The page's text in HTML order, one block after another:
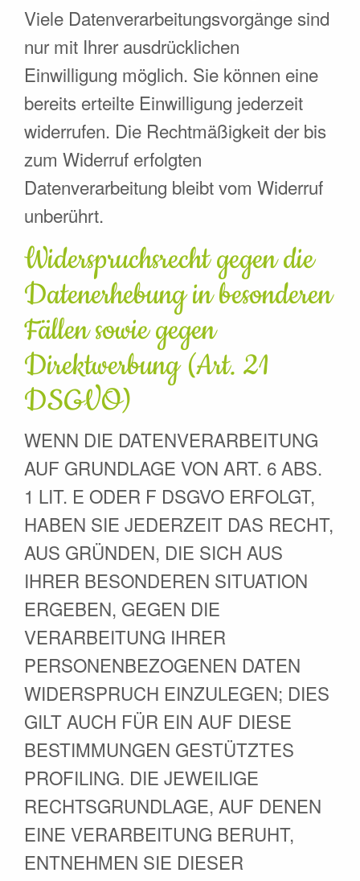
Viele Datenverarbeitungsvorgänge sind
nur mit Ihrer ausdrücklichen
Einwilligung möglich. Sie können eine
bereits erteilte Einwilligung jederzeit
widerrufen. Die Rechtmäßigkeit der bis
zum Widerruf erfolgten
Datenverarbeitung bleibt vom Widerruf
unberührt.
Widerspruchsrecht gegen die
Datenerhebung in besonderen
Fällen sowie gegen
Direktwerbung (Art. 21
DSGVO)
WENN DIE DATENVERARBEITUNG
AUF GRUNDLAGE VON ART. 6 ABS.
1 LIT. E ODER F DSGVO ERFOLGT,
HABEN SIE JEDERZEIT DAS RECHT,
AUS GRÜNDEN, DIE SICH AUS
IHRER BESONDEREN SITUATION
ERGEBEN, GEGEN DIE
VERARBEITUNG IHRER
PERSONENBEZOGENEN DATEN
WIDERSPRUCH EINZULEGEN; DIES
GILT AUCH FÜR EIN AUF DIESE
BESTIMMUNGEN GESTÜTZTES
PROFILING. DIE JEWEILIGE
RECHTSGRUNDLAGE, AUF DENEN
EINE VERARBEITUNG BERUHT,
ENTNEHMEN SIE DIESER